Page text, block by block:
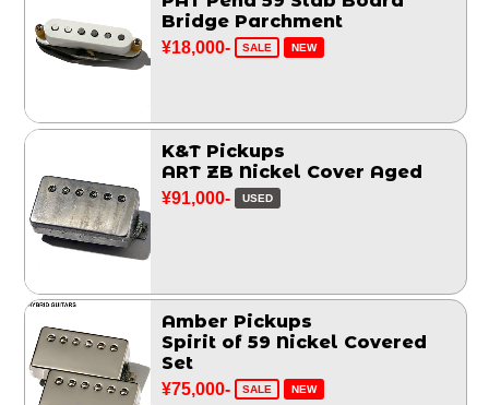
Bridge Parchment
¥18,000- SALE NEW
K&T Pickups
ART ZB Nickel Cover Aged
¥91,000- USED
Amber Pickups
Spirit of 59 Nickel Covered
Set
¥75,000- SALE NEW